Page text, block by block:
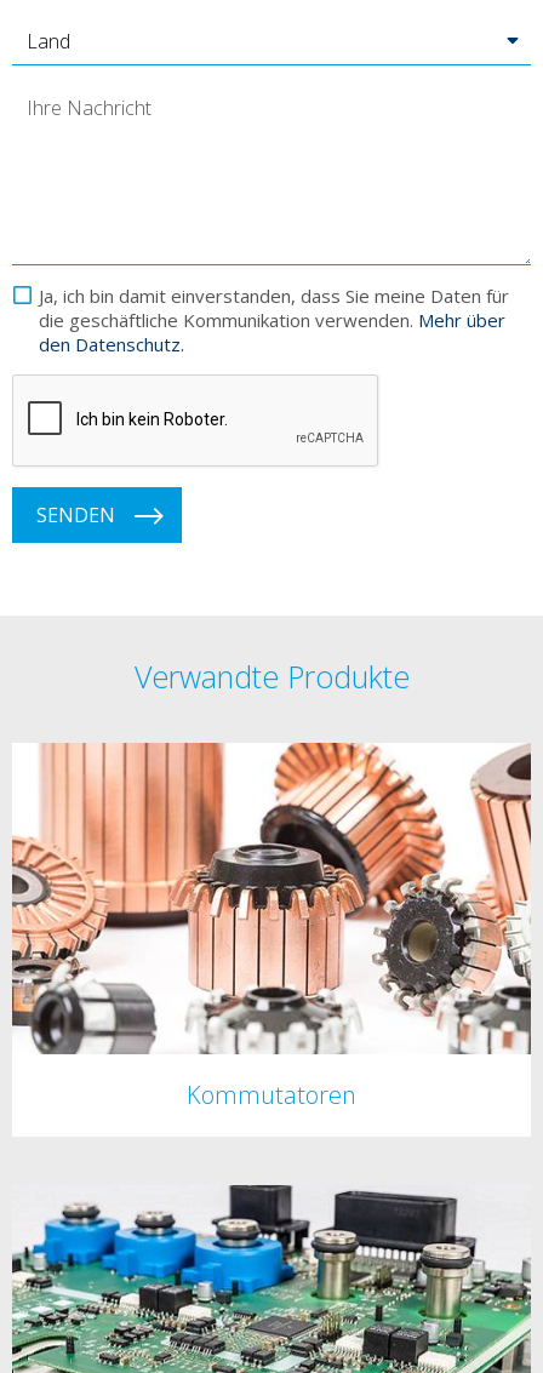
Land
Ja, ich bin damit einverstanden, dass Sie meine Daten für
die geschäftliche Kommunikation verwenden. Mehr über
den Datenschutz.
SENDEN
Verwandte Produkte
Kommutatoren